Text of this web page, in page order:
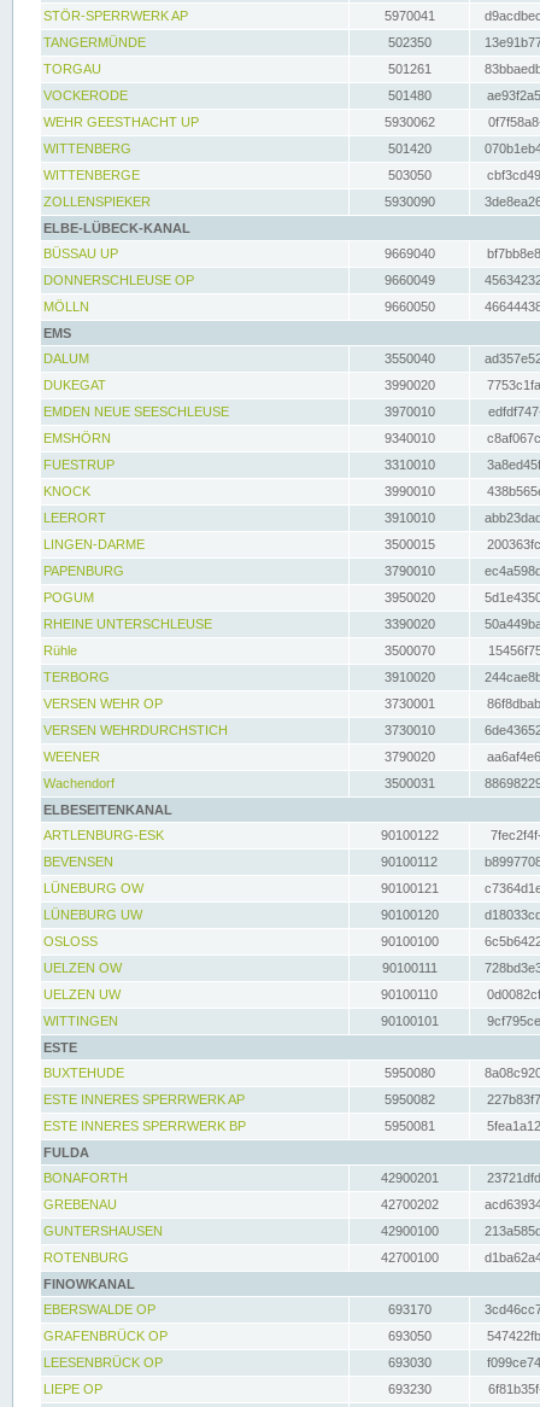
STÖR-SPERRWERK AP 5970041
TANGERMÜNDE
502350
TORGAU
501261
VOCKERODE
501480
WEHR GEESTHACHT UP
5930062
WITTENBERG
501420
WITTENBERGE
503050
ZOLLENSPIEKER
5930090
ELBE-LÜBECK-KANAL
BÜSSAU UP
9669040
DONNERSCHLEUSE OP
9660049
MÖLLN
9660050
EMS
DALUM
3550040
DUKEGAT
3990020
EMDEN NEUE SEESCHLEUSE
3970010
EMSHÖRN
9340010
FUESTRUP
3310010
KNOCK
3990010
LEERORT
3910010
LINGEN-DARME
3500015
PAPENBURG
3790010
POGUM
3950020
RHEINE UNTERSCHLEUSE
3390020
Rühle
3500070
TERBORG
3910020
VERSEN WEHR OP
3730001
VERSEN WEHRDURCHSTICH
3730010
WEENER
3790020
Wachendorf
3500031
ELBESEITENKANAL
ARTLENBURG-ESK
90100122
BEVENSEN
90100112
LÜNEBURG OW
90100121
LÜNEBURG UW
90100120
OSLOSS
90100100
UELZEN OW
90100111
UELZEN UW
90100110
WITTINGEN
90100101
ESTE
BUXTEHUDE
5950080
ESTE INNERES SPERRWERK AP
5950082
ESTE INNERES SPERRWERK BP
5950081
FULDA
BONAFORTH
42900201
GREBENAU
42700202
GUNTERSHAUSEN
42900100
ROTENBURG
42700100
FINOWKANAL
EBERSWALDE OP
693170
GRAFENBRÜCK OP
693050
LEESENBRÜCK OP
693030
LIEPE OP
693230